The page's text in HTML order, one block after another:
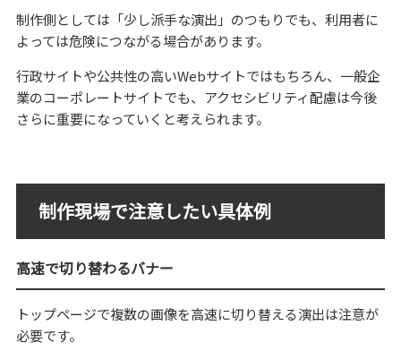
制作側としては「少し派手な演出」のつもりでも、利用者に
よっては危険につながる場合があります。
行政サイトや公共性の高いWebサイトではもちろん、一般企
業のコーポレートサイトでも、アクセシビリティ配慮は今後
さらに重要になっていくと考えられます。
制作現場で注意したい具体例
高速で切り替わるバナー
トップページで複数の画像を高速に切り替える演出は注意が
必要です。